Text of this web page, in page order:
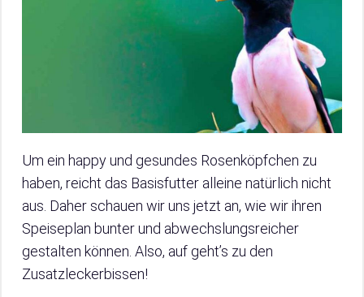
Um ein happy und gesundes Rosenköpfchen zu
haben, reicht das Basisfutter alleine natürlich nicht
aus. Daher schauen wir uns jetzt an, wie wir ihren
Speiseplan bunter und abwechslungsreicher
gestalten können. Also, auf geht’s zu den
Zusatzleckerbissen!